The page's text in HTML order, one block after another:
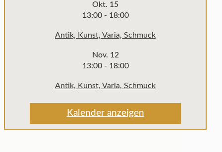
Okt. 15
13:00- 18:00
Antik, Kunst, Varia, Schmuck
Nov. 12
13:00- 18:00
Antik, Kunst, Varia, Schmuck
Kalender anzeigen